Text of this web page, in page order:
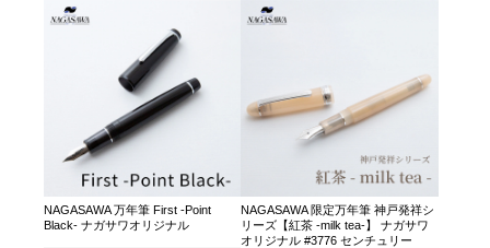
NAGASAWA 万年筆 First -Point
Black- ナガサワオリジナル
NAGASAWA 限定万年筆 神戸発祥シ
リーズ【紅茶 -milk tea-】 ナガサワ
オリジナル #3776 センチュリー